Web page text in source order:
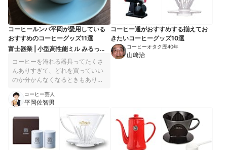
コーヒールンバ平岡が愛用している
おすすめのコーヒーグッズ11選
富士器業 | 小型高性能ミル みるっこ
コーヒーを淹れる器具ってたくさ
んありすぎて、どれを買っていい
のか分かんなくなるときもありま
芸人・コーヒールンバ平岡が日頃
から愛用しているコーヒーグッズ
をご紹介します。 テレビ番組など
でもだいたいこの装備でコーヒー
を淹れていたりして、皆さんにお
いしいと言っていただけていま
コーヒー芸人
平岡佐智男
コーヒー通がおすすめする揃えてお
きたいコーヒーグッズ10選
コーヒーオタク歴40年
山﨑治